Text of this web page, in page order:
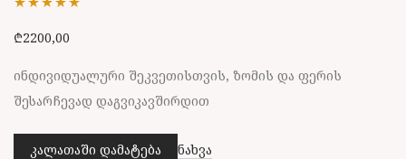
, 5-დან
₾2200,00
ინდივიდუალური შეკვეთისთვის, ზომის და ფერის
შესარჩევად დაგვიკავშირდით
კალათაში დამატება ნახვა